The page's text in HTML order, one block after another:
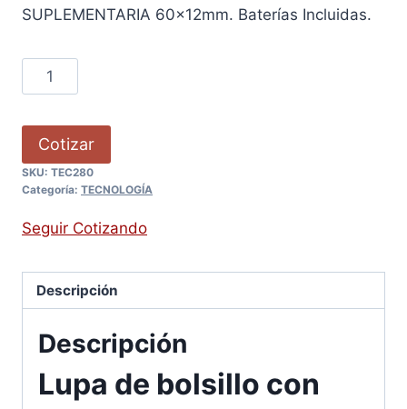
SUPLEMENTARIA 60x12mm. Baterías Incluidas.
Cotizar
SKU: TEC280
Categoría: TECNOLOGÍA
Seguir Cotizando
Descripción
Descripción
Lupa de bolsillo con